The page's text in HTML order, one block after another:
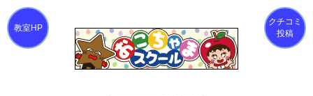
クチコミ
投稿